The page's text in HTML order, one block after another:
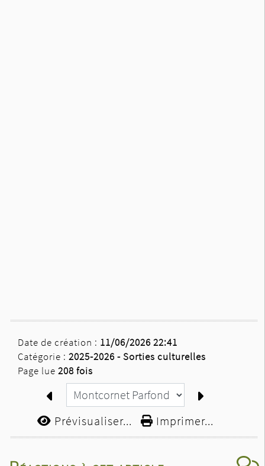
Date de création : 11/06/2026 22:41
Catégorie : 2025-2026 -Sorties culturelles
Page lue 208 fois
Prévisualiser... Imprimer...